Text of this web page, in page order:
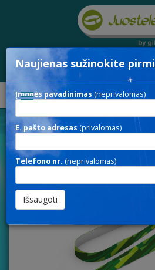
Toggle
Kaklajuostės Individualios
SUB20
Naujienas sužinokite
Įmonės pavadinimas (neprivalomas)
E. pašto adresas (privalomas)
Telefono nr. (neprivalomas)